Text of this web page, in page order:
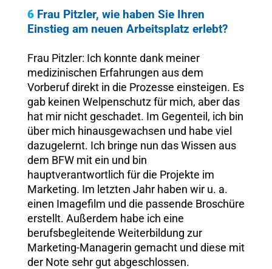
6 Frau Pitzler, wie haben Sie Ihren
Einstieg am neuen Arbeitsplatz erlebt?
Frau Pitzler: Ich konnte dank meiner
medizinischen Erfahrungen aus dem
Vorberuf direkt in die Prozesse einsteigen. Es
gab keinen Welpenschutz für mich, aber das
hat mir nicht geschadet. Im Gegenteil, ich bin
über mich hinausgewachsen und habe viel
dazugelernt. Ich bringe nun das Wissen aus
dem BFW mit ein und bin
hauptverantwortlich für die Projekte im
Marketing. Im letzten Jahr haben wir u. a.
einen Imagefilm und die passende Broschüre
erstellt. Außerdem habe ich eine
berufsbegleitende Weiterbildung zur
Marketing-Managerin gemacht und diese mit
der Note sehr gut abgeschlossen.